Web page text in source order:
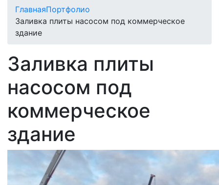
ГлавнаяПортфолио
Заливка плиты насосом под коммерческое
здание
Заливка плиты
насосом под
коммерческое
здание